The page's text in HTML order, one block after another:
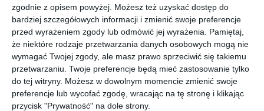
zgodnie z opisem powyżej. Możesz też uzyskać dostęp do
bardziej szczegółowych informacji i zmienić swoje preferencje
przed wyrażeniem zgody lub odmówić jej wyrażenia.
Pamiętaj,
że niektóre rodzaje przetwarzania danych osobowych mogą nie
wymagać Twojej zgody, ale masz prawo sprzeciwić się takiemu
przetwarzaniu. Twoje preferencje będą mieć zastosowanie tylko
do tej witryny. Możesz w dowolnym momencie zmienić swoje
preferencje lub wycofać zgodę, wracając na tę stronę i klikając
przycisk "Prywatność" na dole strony.
więcej w pasażu
Prace przy zachowaniu ruchu
Rozbudowa będzie prowadzona przy utrzymanym ruchu
drogowym. Przez cały okres robót kierowcy w obu kierunkach
mają mieć do dyspozycji po dwa pasy ruchu.